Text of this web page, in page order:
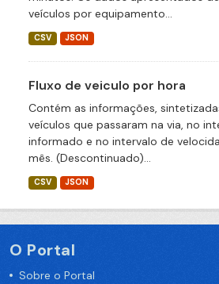
veículos por equipamento...
CSV JSON
Fluxo de veiculo por hora
Contém as informações,
veículos que passaram na via, no
informado e no intervalo de
mês. (Descontinuado)...
CSV JSON
O Portal
Sobre o Portal